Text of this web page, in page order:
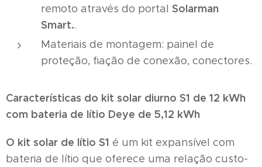
remoto através do portal Solarman
Smart..
Materiais de montagem: painel de
proteção, fiação de conexão, conectores.
Características do kit solar diurno S1 de 12 kWh
com bateria de lítio Deye de 5,12 kWh
O kit solar de lítio S1 é um kit expansível com
bateria de lítio que oferece uma relação custo-